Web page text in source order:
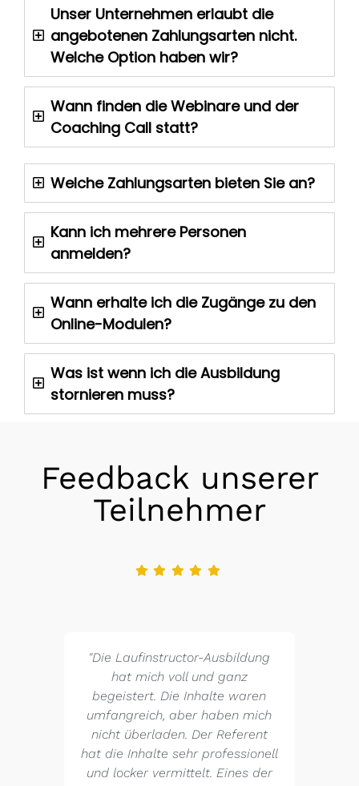
Unser Unternehmen erlaubt die
angebotenen Zahlungsarten nicht.
Welche Option haben wir?
Wann finden die Webinare und der
Coaching Call statt?
Welche Zahlungsarten bieten Sie an?
Kann ich mehrere Personen
anmelden?
Wann erhalte ich die Zugänge zu den
Online-Modulen?
Was ist wenn ich die Ausbildung
stornieren muss?
Feedback unserer
Teilnehmer
"Die Laufinstructor-Ausbildung
hat mich voll und ganz
begeistert. Die Inhalte waren
umfangreich, aber haben mich
nicht überladen. Der Referent
hat die Inhalte sehr professionell
und locker vermittelt. Eines der